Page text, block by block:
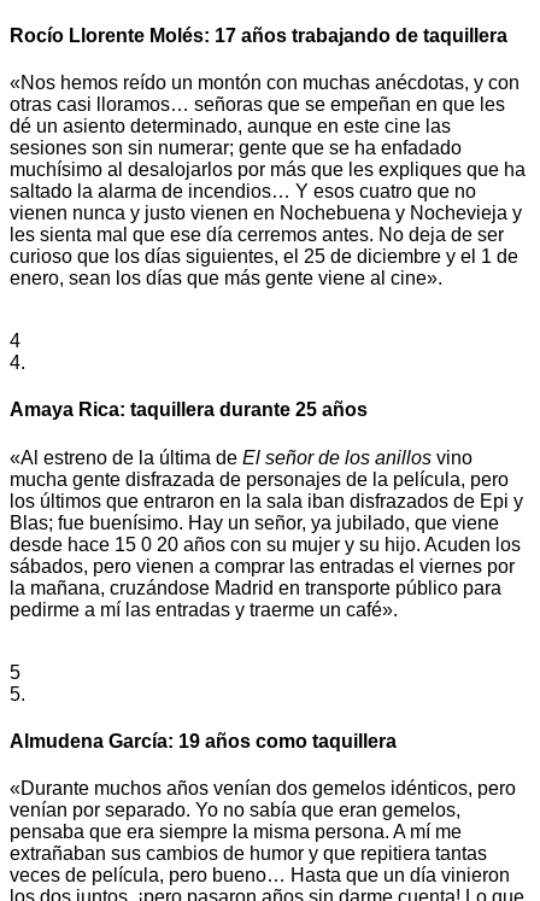
Rocío Llorente Molés: 17 años trabajando de taquillera
«Nos hemos reído un montón con muchas anécdotas, y con
otras casi lloramos… señoras que se empeñan en que les
dé un asiento determinado, aunque en este cine las
sesiones son sin numerar; gente que se ha enfadado
muchísimo al desalojarlos por más que les expliques que ha
saltado la alarma de incendios… Y esos cuatro que no
vienen nunca y justo vienen en Nochebuena y Nochevieja y
les sienta mal que ese día cerremos antes. No deja de ser
curioso que los días siguientes, el 25 de diciembre y el 1 de
enero, sean los días que más gente viene al cine».
4
4.
Amaya Rica: taquillera durante 25 años
«Al estreno de la última de El señor de los anillos vino
mucha gente disfrazada de personajes de la película, pero
los últimos que entraron en la sala iban disfrazados de Epi y
Blas; fue buenísimo. Hay un señor, ya jubilado, que viene
desde hace 15 0 20 años con su mujer y su hijo. Acuden los
sábados, pero vienen a comprar las entradas el viernes por
la mañana, cruzándose Madrid en transporte público para
pedirme a mí las entradas y traerme un café».
5
5.
Almudena García: 19 años como taquillera
«Durante muchos años venían dos gemelos idénticos, pero
venían por separado. Yo no sabía que eran gemelos,
pensaba que era siempre la misma persona. A mí me
extrañaban sus cambios de humor y que repitiera tantas
veces de película, pero bueno… Hasta que un día vinieron
los dos juntos, ¡pero pasaron años sin darme cuenta! Lo que